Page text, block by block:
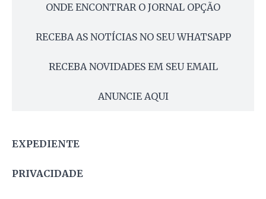
ONDE ENCONTRAR O JORNAL OPÇÃO
RECEBA AS NOTÍCIAS NO SEU WHATSAPP
RECEBA NOVIDADES EM SEU EMAIL
ANUNCIE AQUI
EXPEDIENTE
PRIVACIDADE